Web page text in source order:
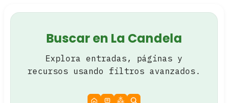
Buscar en La Candela
Explora entradas, páginas y
recursos usando filtros avanzados.